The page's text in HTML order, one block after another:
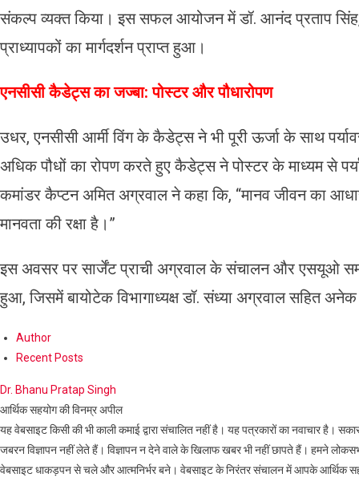
संकल्प व्यक्त किया। इस सफल आयोजन में डॉ. आनंद प्रताप सिंह,
प्राध्यापकों का मार्गदर्शन प्राप्त हुआ।
​एनसीसी कैडेट्स का जज्बा: पोस्टर और पौधारोपण
उधर, एनसीसी आर्मी विंग के कैडेट्स ने भी पूरी ऊर्जा के साथ
अधिक पौधों का रोपण करते हुए कैडेट्स ने पोस्टर के माध्यम से
कमांडर कैप्टन अमित अग्रवाल ने कहा कि, “मानव जीवन का
मानवता की रक्षा है।”
​इस अवसर पर सार्जेंट प्राची अग्रवाल के संचालन और एसयूओ
हुआ, जिसमें बायोटेक विभागाध्यक्ष डॉ. संध्या अग्रवाल सहित
Author
Recent Posts
Dr. Bhanu Pratap Singh
आर्थिक सहयोग की विनम्र अपील
यह वेबसाइट किसी की भी काली कमाई द्वारा संचालित नहीं है। यह पत्रकारों का नवाचार है।
जबरन विज्ञापन नहीं लेते हैं। विज्ञापन न देने वाले के खिलाफ खबर भी नहीं छापते हैं। हमने
वेबसाइट धाकड़पन से चले और आत्मनिर्भर बने। वेबसाइट के निरंतर संचालन में आपके आर्थिक